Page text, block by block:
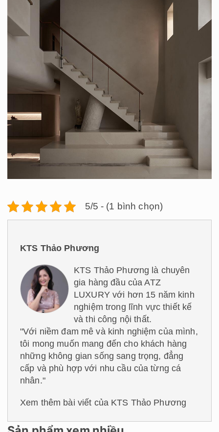
5/5 - (1 bình chọn)
KTS Thảo Phương
KTS Thảo Phương là chuyên
gia hàng đầu của ATZ
LUXURY với hơn 15 năm kinh
nghiệm trong lĩnh vực thiết kế
và thi công nội thất.
"Với niềm đam mê và kinh nghiệm của mình,
tôi mong muốn mang đến cho khách hàng
những không gian sống sang trọng, đẳng
cấp và phù hợp với nhu cầu của từng cá
nhân."
Xem thêm bài viết của KTS Thảo Phương